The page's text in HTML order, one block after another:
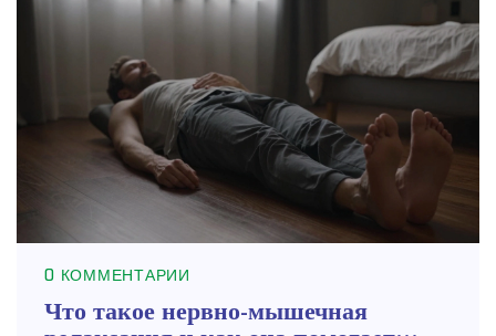
0 КОММЕНТАРИИ
Что такое нервно-мышечная